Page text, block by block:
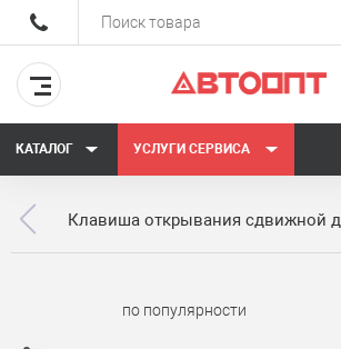
КАТАЛОГ УСЛУГИ СЕРВИСА
Клавиша открывания сдвижной